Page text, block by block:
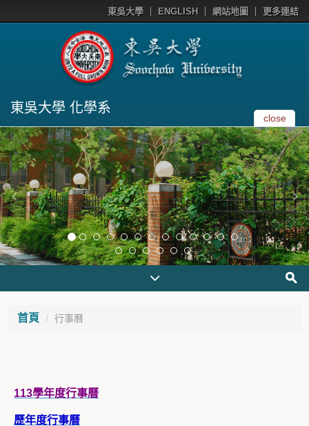
東吳大學 ENGLISH 網站地圖 更多連結
東吳大學 化學系
close
首頁 行事曆
113學年度行事曆
歷年度行事曆